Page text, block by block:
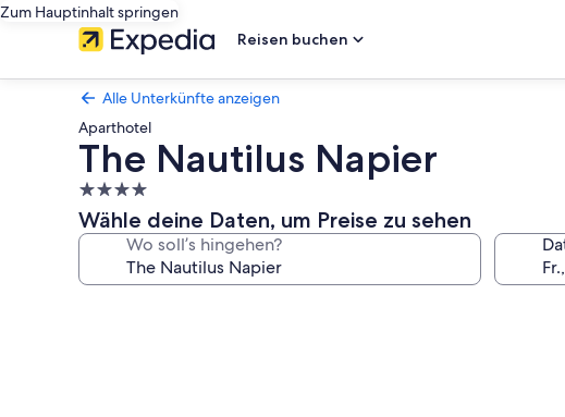
Zum Hauptinhalt springen
Reisen buchen
Alle Unterkünfte anzeigen
Aparthotel
The Nautilus Napier
4.0-
Sterne-
Unterkunft
Wähle deine Daten, um Preise zu sehen
Wo soll’s hingehen?